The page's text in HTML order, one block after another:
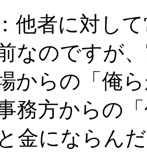
他者に対し
なのですが
からの「俺
務方からの
金にならん